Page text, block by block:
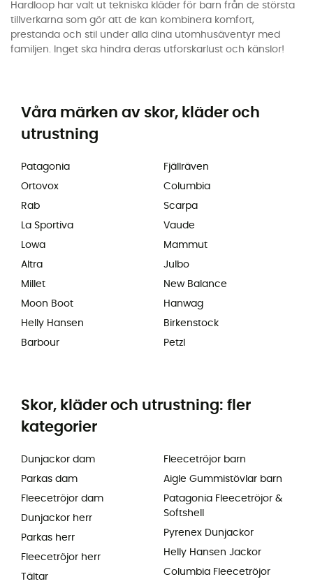
Hardloop har valt ut tekniska kläder för barn från de största
tillverkarna som gör att de kan kombinera komfort,
prestanda och stil under alla dina utomhusäventyr med
familjen. Inget ska hindra deras utforskarlust och känslor!
Våra märken av skor, kläder och
utrustning
Patagonia
Ortovox
Rab
La Sportiva
Lowa
Altra
Millet
Moon Boot
Helly Hansen
Barbour
Fjällräven
Columbia
Scarpa
Vaude
Mammut
Julbo
New Balance
Hanwag
Birkenstock
Petzl
Skor, kläder och utrustning: fler
kategorier
Dunjackor dam
Parkas dam
Fleecetröjor dam
Dunjackor herr
Parkas herr
Fleecetröjor herr
Tältar
Fleecetröjor barn
Aigle Gummistövlar barn
Patagonia Fleecetröjor &
Softshell
Pyrenex Dunjackor
Helly Hansen Jackor
Columbia Fleecetröjor